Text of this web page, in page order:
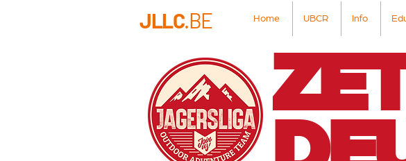
JLLC.BE Home UBCR Info